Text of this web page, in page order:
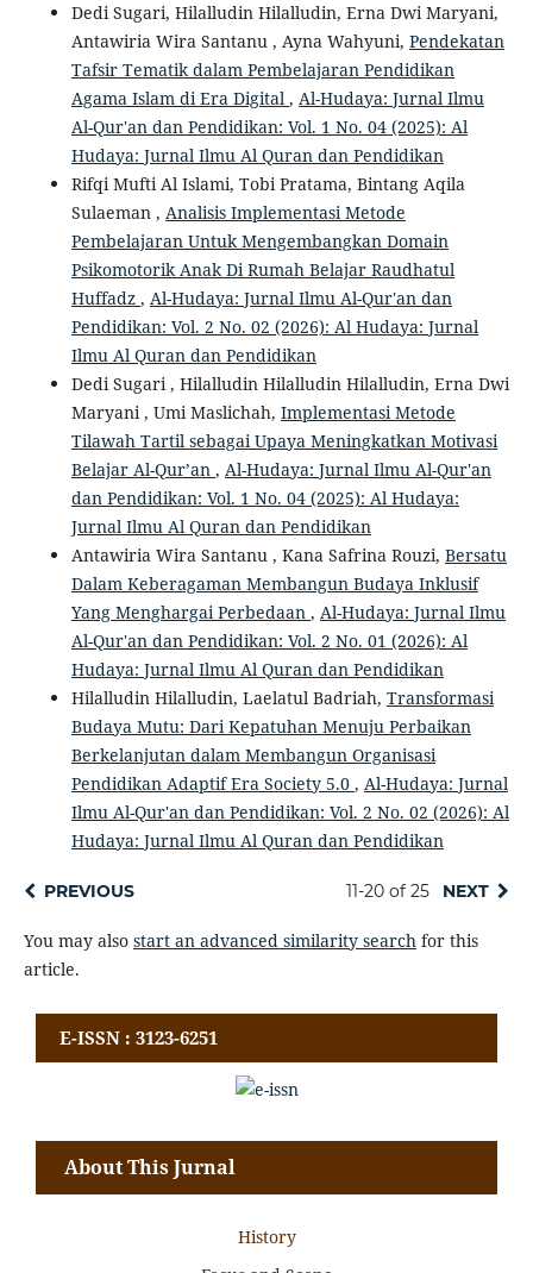
Dedi Sugari, Hilalludin Hilalludin, Erna Dwi Maryani,
Antawiria Wira Santanu , Ayna Wahyuni, Pendekatan
Tafsir Tematik dalam Pembelajaran Pendidikan
Agama Islam di Era Digital , Al-Hudaya: Jurnal Ilmu
Al-Qur'an dan Pendidikan: Vol. 1 No. 04 (2025): Al
Hudaya: Jurnal Ilmu Al Quran dan Pendidikan
Rifqi Mufti Al Islami, Tobi Pratama, Bintang Aqila
Sulaeman , Analisis Implementasi Metode
Pembelajaran Untuk Mengembangkan Domain
Psikomotorik Anak Di Rumah Belajar Raudhatul
Huffadz , Al-Hudaya: Jurnal Ilmu Al-Qur'an dan
Pendidikan: Vol. 2 No. 02 (2026): Al Hudaya: Jurnal
Ilmu Al Quran dan Pendidikan
Dedi Sugari , Hilalludin Hilalludin Hilalludin, Erna Dwi
Maryani , Umi Maslichah, Implementasi Metode
Tilawah Tartil sebagai Upaya Meningkatkan Motivasi
Belajar Al-Qur’an , Al-Hudaya: Jurnal Ilmu Al-Qur'an
dan Pendidikan: Vol. 1 No. 04 (2025): Al Hudaya:
Jurnal Ilmu Al Quran dan Pendidikan
Antawiria Wira Santanu , Kana Safrina Rouzi, Bersatu
Dalam Keberagaman Membangun Budaya Inklusif
Yang Menghargai Perbedaan , Al-Hudaya: Jurnal Ilmu
Al-Qur'an dan Pendidikan: Vol. 2 No. 01 (2026): Al
Hudaya: Jurnal Ilmu Al Quran dan Pendidikan
Hilalludin Hilalludin, Laelatul Badriah, Transformasi
Budaya Mutu: Dari Kepatuhan Menuju Perbaikan
Berkelanjutan dalam Membangun Organisasi
Pendidikan Adaptif Era Society 5.0 , Al-Hudaya: Jurnal
Ilmu Al-Qur'an dan Pendidikan: Vol. 2 No. 02 (2026): Al
Hudaya: Jurnal Ilmu Al Quran dan Pendidikan
PREVIOUS 11-20 of 25 NEXT
You may also start an advanced similarity searchfor this
article.
E-ISSN : 3123-6251
About This Jurnal
History